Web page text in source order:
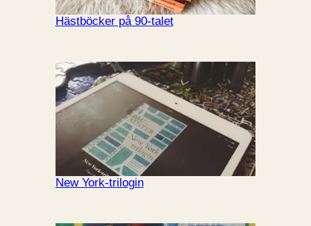
Hästböcker på 90-talet
New York-trilogin